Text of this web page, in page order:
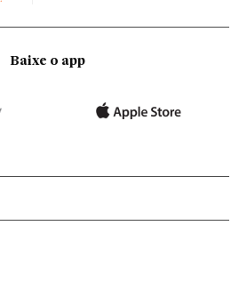
Baixe o app